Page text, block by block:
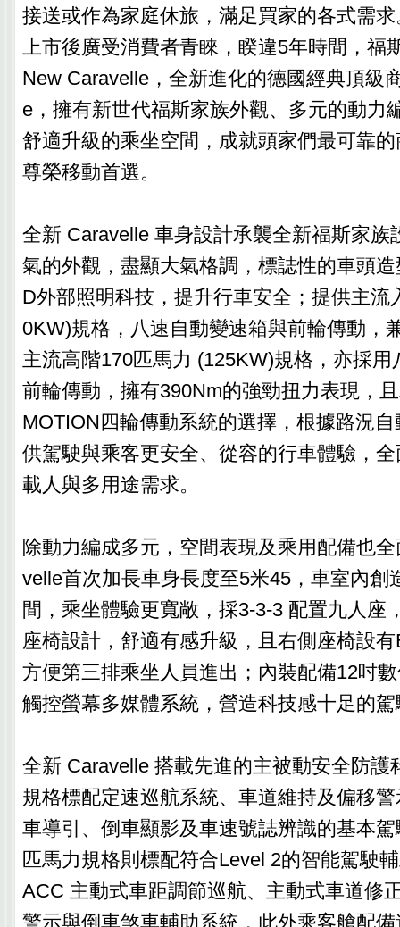
接送或作為家庭休旅，滿足買家的各式需
上市後廣受消費者青睞，睽違5年時間，福
New Caravelle，全新進化的德國經典頂級
e，擁有新世代福斯家族外觀、多元的動力
舒適升級的乘坐空間，成就頭家們最可靠
尊榮移動首選。
全新 Caravelle 車身設計承襲全新福斯家族
氣的外觀，盡顯大氣格調，標誌性的車頭
D外部照明科技，提升行車安全；提供主流
0KW)規格，八速自動變速箱與前輪傳動，
主流高階170匹馬力 (125KW)規格，亦採
前輪傳動，擁有390Nm的強勁扭力表現，
MOTION四輪傳動系統的選擇，根據路況
供駕駛與乘客更安全、從容的行車體驗，
載人與多用途需求。
除動力編成多元，空間表現及乘用配備也
velle首次加長車身長度至5米45，車室內創
間，乘坐體驗更寬敞，採3-3-3 配置九人座
座椅設計，舒適有感升級，且右側座椅設
方便第三排乘坐人員進出；內裝配備12吋
觸控螢幕多媒體系統，營造科技感十足的
全新 Caravelle 搭載先進的主被動安全防護
規格標配定速巡航系統、車道維持及偏移
車導引、倒車顯影及車速號誌辨識的基本
匹馬力規格則標配符合Level 2的智能駕駛
ACC 主動式車距調節巡航、主動式車道修
警示與倒車煞車輔助系統，此外乘客艙配